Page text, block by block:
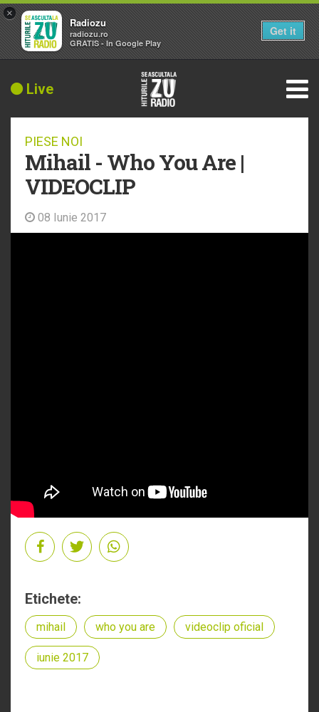
Live
PIESE NOI
Mihail - Who You Are |
VIDEOCLIP
08 Iunie 2017
Etichete:
mihail who you are videoclip oficial
iunie 2017
×
Radiozu
radiozu.ro
GRATIS - In Google Play
Get it